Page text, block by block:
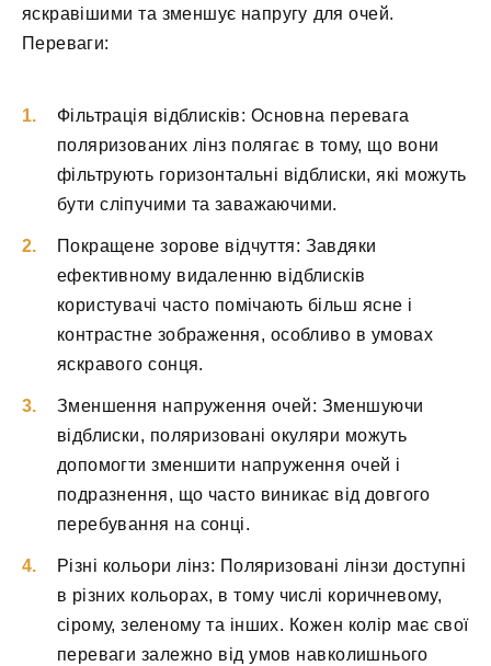
яскравішими та зменшує напругу для очей.
Переваги:
Фільтрація відблисків: Основна перевага
поляризованих лінз полягає в тому, що вони
фільтрують горизонтальні відблиски, які можуть
бути сліпучими та заважаючими.
Покращене зорове відчуття: Завдяки
ефективному видаленню відблисків
користувачі часто помічають більш ясне і
контрастне зображення, особливо в умовах
яскравого сонця.
Зменшення напруження очей: Зменшуючи
відблиски, поляризовані окуляри можуть
допомогти зменшити напруження очей і
подразнення, що часто виникає від довгого
перебування на сонці.
Різні кольори лінз: Поляризовані лінзи доступні
в різних кольорах, в тому числі коричневому,
сірому, зеленому та інших. Кожен колір має свої
переваги залежно від умов навколишнього